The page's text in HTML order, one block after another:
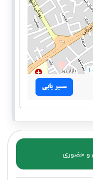
مسیر یابی
و حضوری